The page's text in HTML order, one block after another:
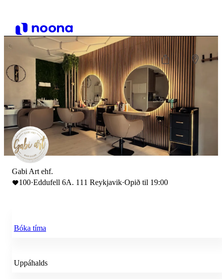
Gabi Art ehf.
100·Eddufell 6A. 111 Reykjavik·Opið til 19:00
Bóka tíma
Uppáhalds